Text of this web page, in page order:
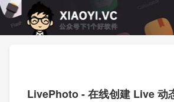
LivePhoto - 在线创建 Live 动